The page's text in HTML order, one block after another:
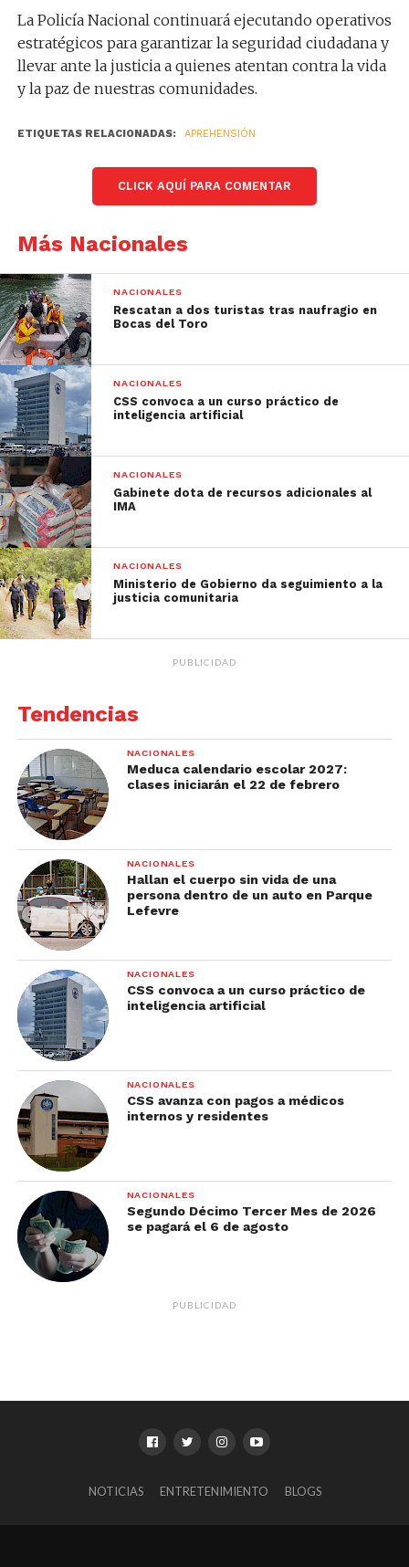
La Policía Nacional continuará ejecutando operativos
estratégicos para garantizar la seguridad ciudadana y
llevar ante la justicia a quienes atentan contra la vida
y la paz de nuestras comunidades.
ETIQUETAS RELACIONADAS: APREHENSIÓN
CLICK AQUÍ PARA COMENTAR
Más Nacionales
NACIONALES
Rescatan a dos turistas tras naufragio en
Bocas del Toro
NACIONALES
CSS convoca a un curso práctico de
inteligencia artificial
NACIONALES
Gabinete dota de recursos adicionales al
IMA
NACIONALES
Ministerio de Gobierno da seguimiento a la
justicia comunitaria
PUBLICIDAD
Tendencias
NACIONALES
Meduca calendario escolar 2027:
clases iniciarán el 22 de febrero
NACIONALES
Hallan el cuerpo sin vida de una
persona dentro de un auto en Parque
Lefevre
NACIONALES
CSS convoca a un curso práctico de
inteligencia artificial
NACIONALES
CSS avanza con pagos a médicos
internos y residentes
NACIONALES
Segundo Décimo Tercer Mes de 2026
se pagará el 6 de agosto
PUBLICIDAD
NOTICIAS ENTRETENIMIENTO BLOGS